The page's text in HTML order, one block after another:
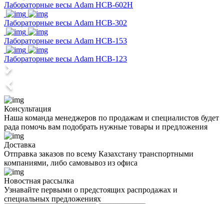
Лабораторные весы Adam HCB-602H
Лабораторные весы Adam HCB-302
Лабораторные весы Adam HCB-153
Лабораторные весы Adam HCB-123
Консультация
Наша команда менеджеров по продажам и специалистов будет
рада помочь вам подобрать нужные товары и предложения
Доставка
Отправка заказов по всему Казахстану транспортными
компаниями, либо самовывоз из офиса
Новостная рассылка
Узнавайте первыми о предстоящих распродажах и
специальных предложениях